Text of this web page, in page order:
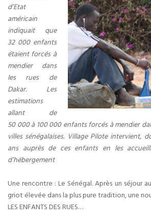
d’Etat
américain
indiquait que
32 000 enfants
étaient forcés à
mendier dans
les rues de
Dakar. Les
estimations
allant de
50 000 à 100 000 enfants forcés à mendier
villes sénégalaises. Village Pilote intervient,
ans auprès de ces enfants en les
d’hébergement
Une rencontre : Le Sénégal. Après un séjour
griot élevée dans la plus pure tradition, une
LES ENFANTS DES RUES…